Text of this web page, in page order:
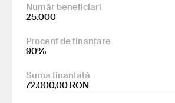
Număr beneficiari
25.000
Procent de finanțare
90%
Suma finanțată
72.000,00 RON